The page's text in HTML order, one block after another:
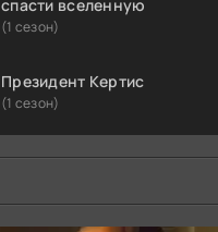
спасти вселенную
(1 сезон)
Президент Кертис
(1 сезон)